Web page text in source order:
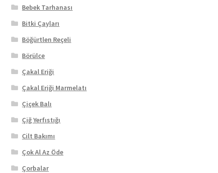
Bebek Tarhanası
Bitki Çayları
Böğürtlen Reçeli
Börülce
Çakal Eriği
Çakal Eriği Marmelatı
Çiçek Balı
Çiğ Yerfıstığı
Cilt Bakımı
Çok Al Az Öde
Çorbalar